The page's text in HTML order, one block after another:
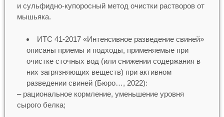
и сульфидно-купоросный метод очистки растворов от
мышьяка.
ИТС 41-2017 «Интенсивное разведение свиней»
описаны приемы и подходы, применяемые при
очистке сточных вод (или снижении содержания в
них загрязняющих веществ) при активном
разведении свиней (Бюро…, 2022):
– рациональное кормление, уменьшение уровня
сырого белка;